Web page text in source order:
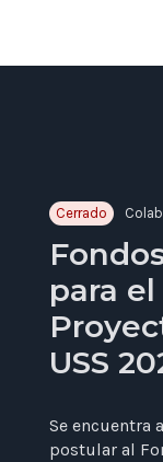
Cerrado
para
USS
Se encuentra
postular al